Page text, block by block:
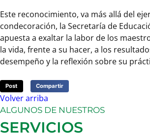
Este reconocimiento, va más allá del
condecoración, la Secretaría de
apuesta a exaltar la labor de los
la vida, frente a su hacer, a los
desempeño y la reflexión sobre su
Normal
Superior
Pedro
Justo
Berrío
municipio
de
Santa
Rosa
Post Compartir
Volver arriba
ALGUNOS DE NUESTROS
SERVICIOS